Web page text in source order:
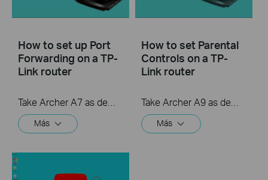
How to set up Port
Forwarding on a TP-
Link router
Más
How to set Parental
Controls on a TP-
Link router
Más